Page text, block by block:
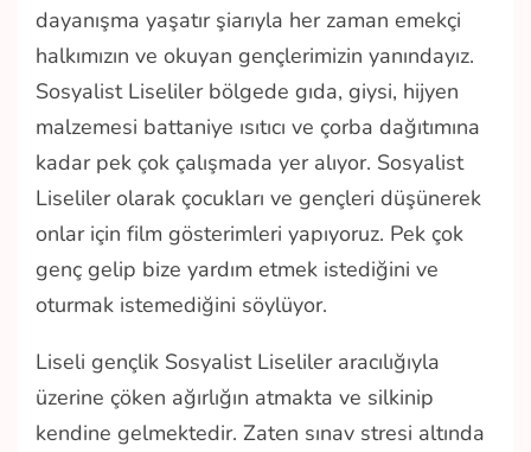
dayanışma yaşatır şiarıyla her zaman emekçi
halkımızın ve okuyan gençlerimizin yanındayız.
Sosyalist Liseliler bölgede gıda, giysi, hijyen
malzemesi battaniye ısıtıcı ve çorba dağıtımına
kadar pek çok çalışmada yer alıyor. Sosyalist
Liseliler olarak çocukları ve gençleri düşünerek
onlar için film gösterimleri yapıyoruz. Pek çok
genç gelip bize yardım etmek istediğini ve
oturmak istemediğini söylüyor.
Liseli gençlik Sosyalist Liseliler aracılığıyla
üzerine çöken ağırlığın atmakta ve silkinip
kendine gelmektedir. Zaten sınav stresi altında